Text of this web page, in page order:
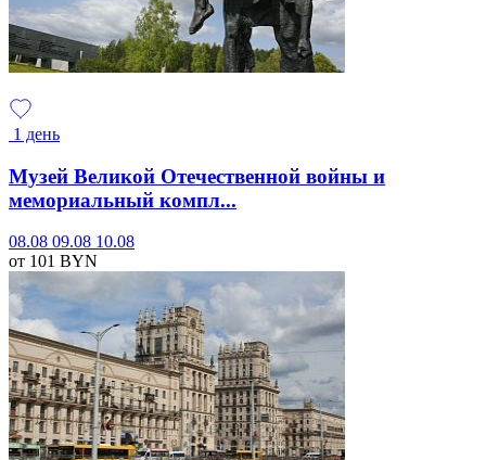
1 день
Музей Великой Отечественной войны и
мемориальный компл...
08.08 09.08 10.08
от 101 BYN